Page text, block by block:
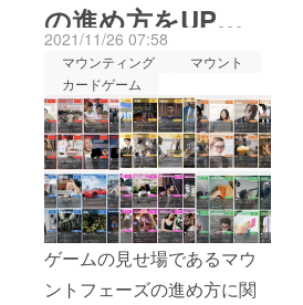
の進め方をUPし
ました！
2021/11/26 07:58
マウンティング
マウント
カードゲーム
ゲームの見せ場であるマウ
ントフェーズの進め方に関